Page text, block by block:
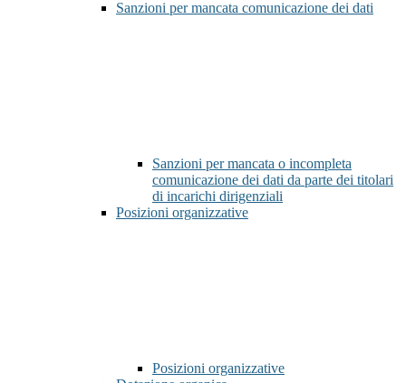
Sanzioni per mancata comunicazione dei dati
Sanzioni per mancata o incompleta
comunicazione dei dati da parte dei titolari
di incarichi dirigenziali
Posizioni organizzative
Posizioni organizzative